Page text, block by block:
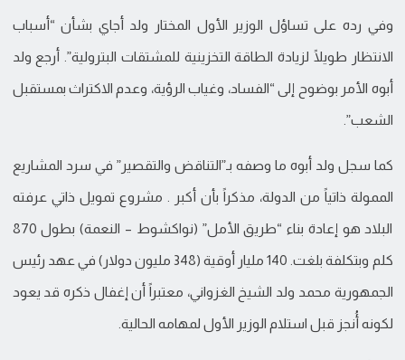
وفي رده على تساؤل الوزير الأول المختار ولد أجاي بشأن “أسباب
الانتظار طويلًا لزيادة الطاقة التخزينية للمشتقات البترولية”. أرجع ولد
أبوه الأمر بوضوح إلى “الفساد، وغياب الرؤية، وعدم الاكتراث بمستقبل
الشعب”.
كما سجل ولد أبوه ما وصفه بـ”التناقض والتقصير” في سرد المشاريع
الممولة ذاتياً من الدولة، مذكراً بأن أكبر . مشروع تمويل ذاتي عرفته
البلاد هو إعادة بناء “طريق الأمل” (نواكشوط – النعمة) بطول 870
كلم وبتكلفة بلغت. 140 مليار أوقية (348 مليون دولار) في عهد رئيس
الجمهورية محمد ولد الشيخ الغزواني، معتبراً أن إغفال ذكره قد يعود
لكونه أُنجز قبل استلام الوزير الأول لمهامه الحالية.